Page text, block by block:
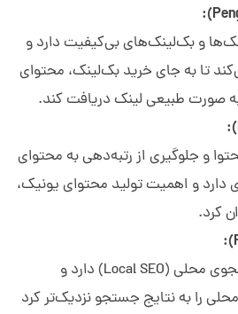
و بک‌لینک‌های بی‌کیفیت دارد و
تا به جای خرید بک‌لینک، محتوای
صورت طبیعی لینک دریافت کند.
و جلوگیری از رتبه‌دهی به محتوای
و اهمیت تولید محتوای یونیک،
کرد.
تمرکز بر بهبود نتایج جستجوی محلی (Local SEO) دارد و
را به نتایج جستجو نزدیک‌تر کرد